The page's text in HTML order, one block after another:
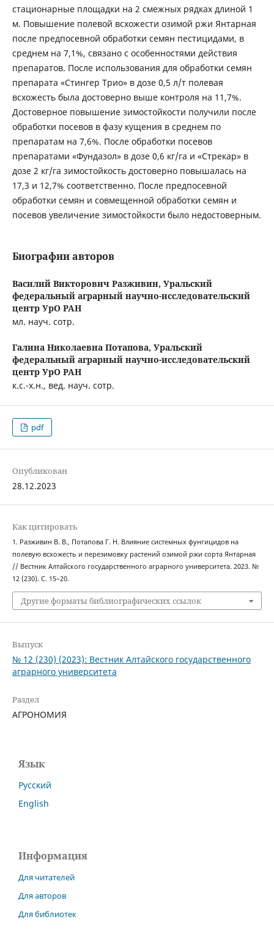
стационарные площадки на 2 смежных рядках длиной 1
м. Повышение полевой всхожести озимой ржи Янтарная
после предпосевной обработки семян пестицидами, в
среднем на 7,1%, связано с особенностями действия
препаратов. После использования для обработки семян
препарата «Стингер Трио» в дозе 0,5 л/т полевая
всхожесть была достоверно выше контроля на 11,7%.
Достоверное повышение зимостойкости получили после
обработки посевов в фазу кущения в среднем по
препаратам на 7,6%. После обработки посевов
препаратами «Фундазол» в дозе 0,6 кг/га и «Стрекар» в
дозе 2 кг/га зимостойкость достоверно повышалась на
17,3 и 12,7% соответственно. После предпосевной
обработки семян и совмещенной обработки семян и
посевов увеличение зимостойкости было недостоверным.
Биографии авторов
Василий Викторович Разживин, Уральский
федеральный аграрный научно-исследовательский
центр УрО РАН
мл. науч. сотр.
Галина Николаевна Потапова, Уральский
федеральный аграрный научно-исследовательский
центр УрО РАН
к.с.-х.н., вед. науч. сотр.
pdf
Опубликован
28.12.2023
Как цитировать
1. Разживин В. В., Потапова Г. Н. Влияние системных фунгицидов на
полевую всхожесть и перезимовку растений озимой ржи сорта Янтарная
// Вестник Алтайского государственного аграрного университета. 2023. №
12 (230). С. 15–20.
Другие форматы библиографических ссылок
Выпуск
№ 12 (230) (2023): Вестник Алтайского государственного
аграрного университета
Раздел
АГРОНОМИЯ
Язык
Русский
English
Информация
Для читателей
Для авторов
Для библиотек